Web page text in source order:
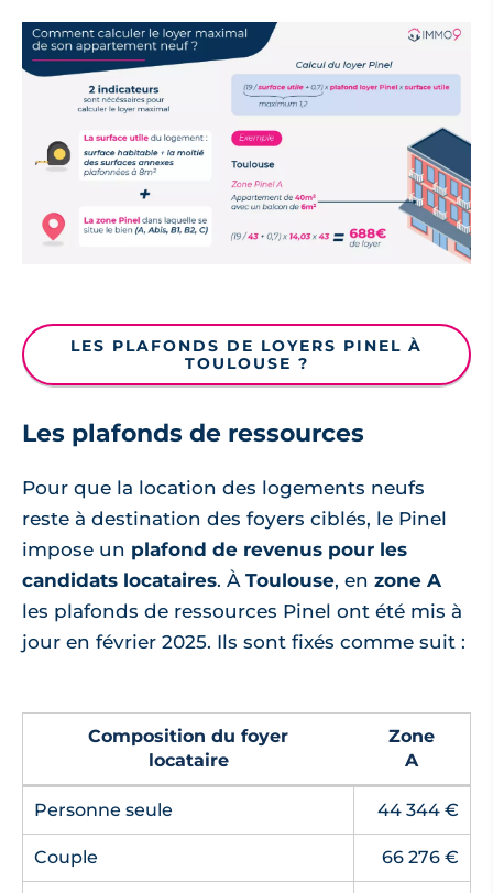
LES PLAFONDS DE LOYERS PINEL À
TOULOUSE ?
Les plafonds de ressources
Pour que la location des logements neufs
reste à destination des foyers ciblés, le Pinel
impose un plafond de revenus pour les
candidats locataires. À Toulouse, en zone A
les plafonds de ressources Pinel ont été mis à
jour en février 2025. Ils sont fixés comme suit :
Composition du foyer
locataire
Zone
A
Personne seule 44 344 €
Couple 66 276 €